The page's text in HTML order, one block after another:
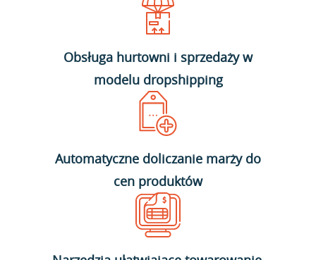
Obsługa hurtowni i sprzedaży w
modelu dropshipping
Automatyczne doliczanie marży do
cen produktów